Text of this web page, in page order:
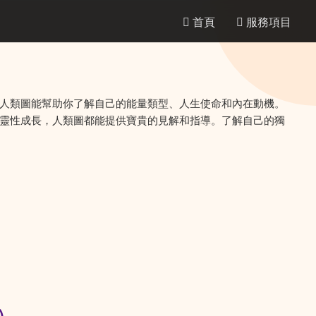
首頁 服務項目
圖能幫助你了解自己的能量類型、人生使命和內在動機。
性成長，人類圖都能提供寶貴的見解和指導。了解自己的獨